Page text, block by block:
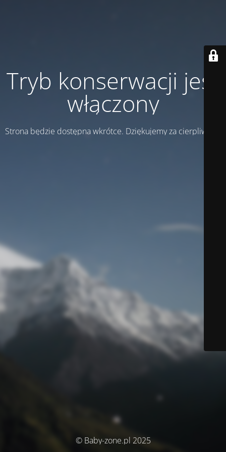
Tryb konserwacji jest
włączony
Strona będzie dostępna wkrótce. Dziękujemy za cierpliwość!
© Baby-zone.pl 2025